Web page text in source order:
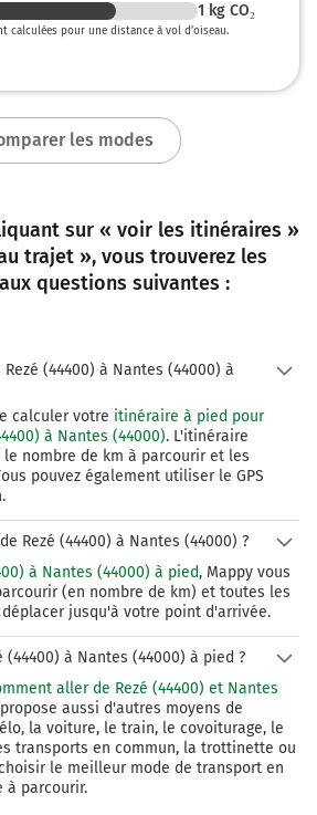
1 kg CO₂
calculées pour une distance à vol d’oiseau.
les modes
sur « voir les itinéraires »
trajet », vous trouverez les
questions suivantes :
(44400) à Nantes (44000) à
calculer votre itinéraire à pied pour
à Nantes (44000). L'itinéraire
nombre de km à parcourir et les
pouvez également utiliser le GPS
Rezé (44400) à Nantes (44000) ?
à Nantes (44000) à pied, Mappy vous
(en nombre de km) et toutes les
jusqu'à votre point d'arrivée.
(44400) à Nantes (44000) à pied ?
aller de Rezé (44400) et Nantes
aussi d'autres moyens de
la voiture, le train, le covoiturage, le
transports en commun, la trottinette ou
le meilleur mode de transport en
à parcourir.